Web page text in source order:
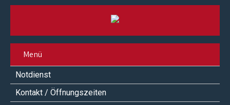
Menü
Notdienst
Kontakt / Öffnungszeiten